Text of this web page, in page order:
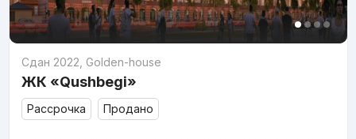
Сдан 2022 Golden-house
ЖК «Qushbegi»
Рассрочка Продано